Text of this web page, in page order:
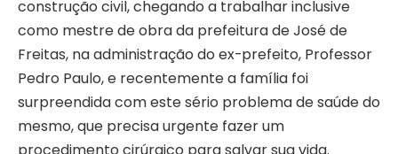
construção civil, chegando a trabalhar inclusive
como mestre de obra da prefeitura de José de
Freitas, na administração do ex-prefeito, Professor
Pedro Paulo, e recentemente a família foi
surpreendida com este sério problema de saúde do
mesmo, que precisa urgente fazer um
procedimento cirúrgico para salvar sua vida.